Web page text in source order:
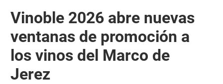
Vinoble 2026 abre nuevas
ventanas de promoción a
los vinos del Marco de
Jerez